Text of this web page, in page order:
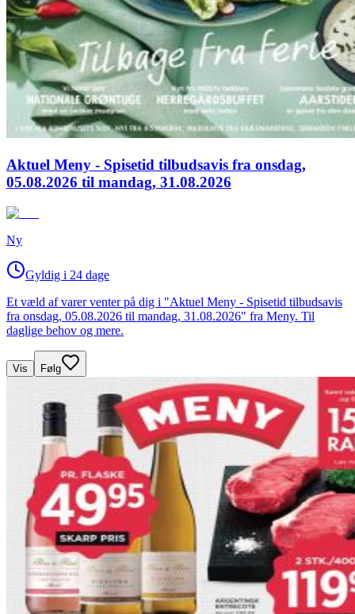
Aktuel Meny - Spisetid tilbudsavis fra onsdag,
05.08.2026 til mandag, 31.08.2026
Ny
Gyldig i 24 dage
Et væld af varer venter på dig i "Aktuel Meny - Spisetid tilbudsavis
fra onsdag, 05.08.2026 til mandag, 31.08.2026" fra Meny. Til
daglige behov og mere.
Vis Følg